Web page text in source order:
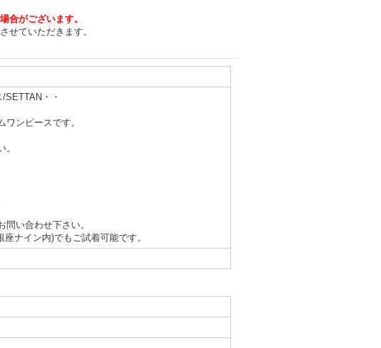
合がございます。
せていただきます。
SETTAN・・
ンピースです。
い合わせ下さい。
ナイン内)でもご試着可能です。